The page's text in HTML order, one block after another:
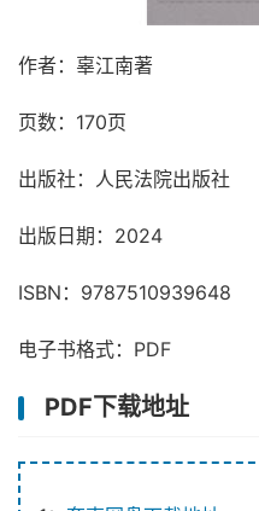
作者：辜江南著
页数：170页
出版社：人民法院出版社
出版日期：2024
ISBN：9787510939648
电子书格式：PDF
PDF下载地址